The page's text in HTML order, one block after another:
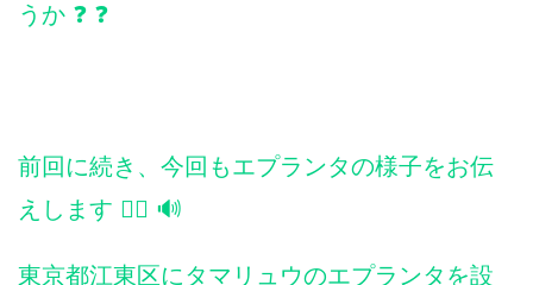
うか ❓ ❓
前回に続き、今回もエプランタの様子をお伝
えします 🙋‍♀️ 🔊
東京都江東区にタマリュウのエプランタを設